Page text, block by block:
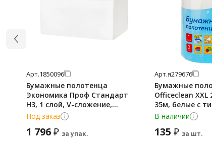
Арт.1850096
Бумажные полотенца
Экономика Проф Стандарт
H3, 1 слой, V-сложение,
200лист, белые, 20 пачек,
Т-0201
Под заказ
1 796₽ за упак.
Арт.я279676
Бумажные
Officeclean XXL
35м, белые с
279676
В наличии
135 ₽ за шт.